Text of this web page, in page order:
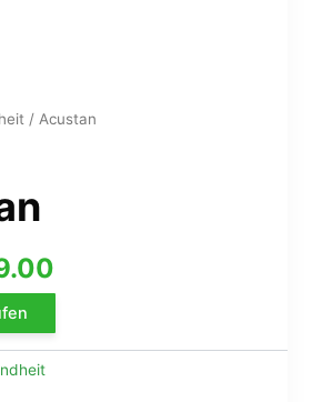
/ Acustan
:
actuel